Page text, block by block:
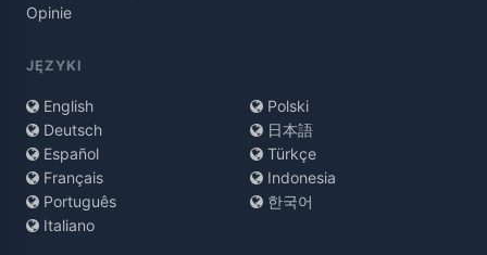
Opinie
JĘZYKI
English
Deutsch
Español
Français
Português
Italiano
Polski
日本語
Türkçe
Indonesia
한국어